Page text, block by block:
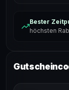
Bester
höchsten